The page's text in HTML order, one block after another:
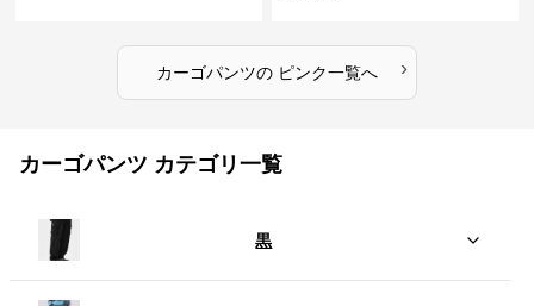
カーゴパンツのピンク一覧へ ›
カーゴパンツ カテゴリ一覧
黒